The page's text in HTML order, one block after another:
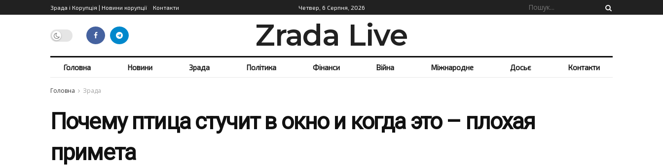
Зрада і Корупція | Новини корупції Контакти Четвер, 6 Серпня, 2026
Zrada Live
Головна Новини Зрада Політика Фінанси Війна Міжнародне Досьє Контакти
Головна Зрада
Почему птица стучит в окно и когда это – плохая
примета